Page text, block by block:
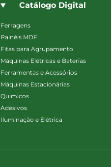
Catálogo Digital
Ferragens
Painéis MDF
Fitas para Agrupamento
Máquinas Elétricas e Baterias
Ferramentas e Acessórios
Máquinas Estacionárias
Quimicos
Adesivos
Iluminação e Elétrica